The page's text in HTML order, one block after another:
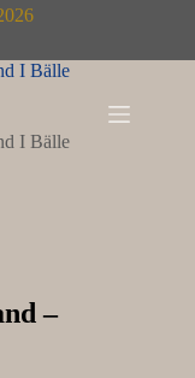
I Bälle
I Bälle
–